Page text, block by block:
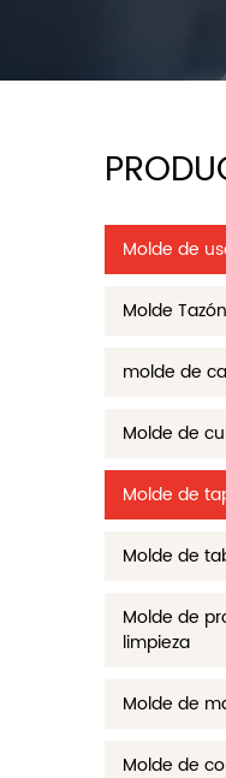
Molde de
Molde Tazón
molde de
Molde de
Molde de
Molde de
Molde de
limpieza
Molde de
Molde de